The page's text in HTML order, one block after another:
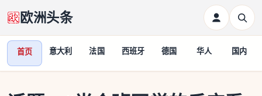
欧洲头条
首页 意大利 法国 西班牙 德国 华人 国内